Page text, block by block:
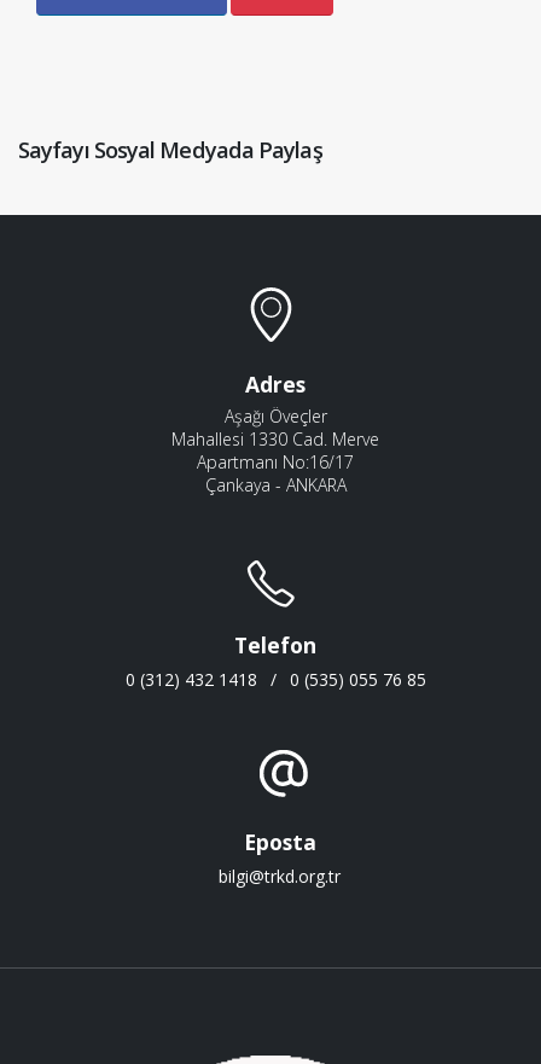
Sayfayı Sosyal Medyada Paylaş
Adres
Aşağı Öveçler
Mahallesi 1330 Cad. Merve
Apartmanı No:16/17
Çankaya - ANKARA
Telefon
0 (312) 432 1418 / 0 (535) 055 76 85
Eposta
bilgi@trkd.org.tr